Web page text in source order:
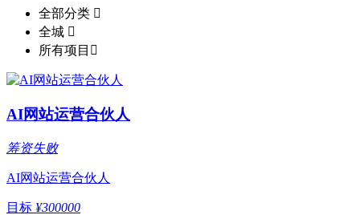
全部分类 
全城 
所有项目 
AI网站运营合伙人
筹资失败
AI网站运营合伙人
目标 ¥300000